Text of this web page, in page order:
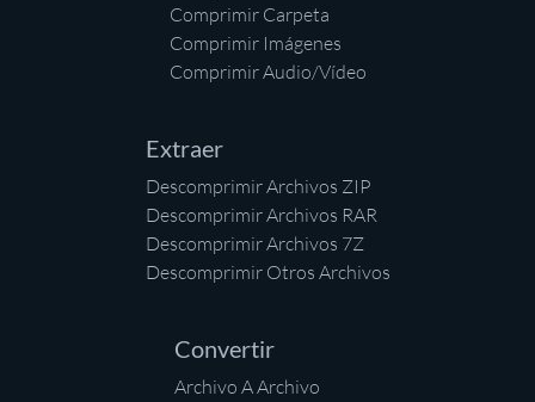
Comprimir Carpeta
Comprimir Imágenes
Comprimir Audio/Vídeo
Extraer
Descomprimir Archivos ZIP
Descomprimir Archivos RAR
Descomprimir Archivos 7Z
Descomprimir Otros Archivos
Convertir
Archivo A Archivo